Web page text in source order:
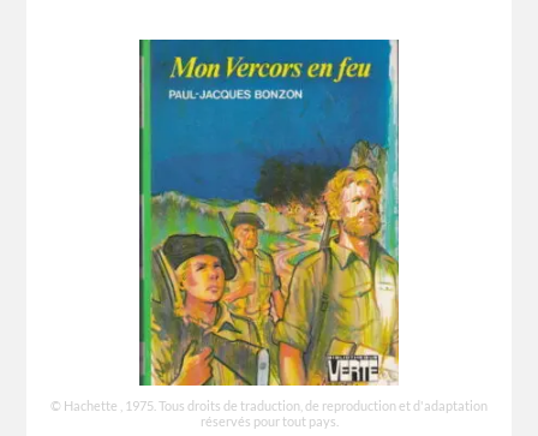
© Hachette , 1975. Tous droits de traduction, de reproduction et d'adaptation
réservés pour tout pays.